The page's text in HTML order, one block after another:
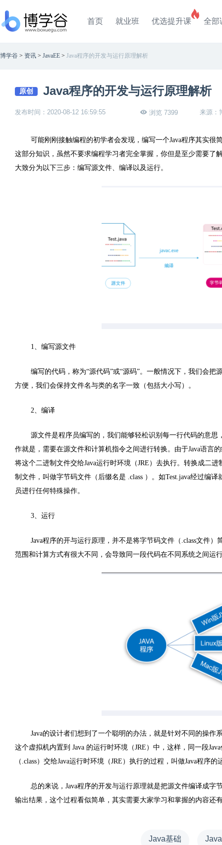
首页 就业班 优选提升课 全部
博学谷 > 资讯 > JavaEE > Java程序的开发与运行原理解析
原创 Java程序的开发与运行原理解析
发布时间：2020-08-12 16:59:55 浏览 7399 来源：
可能刚刚接触编程的初学者会发现，编写一个Java程序其实很
这部分知识，虽然不要求编程学习者完全掌握，你但是至少需要了
大致分为以下三步：编写源文件、编译以及运行。
1、编写源文件
编写的代码，称为“源代码”或“源码”。一般情况下，我们会把
方便，我们会保持文件名与类的名字一致（包括大小写）。
2、编译
源文件是程序员编写的，我们能够轻松识别每一行代码的意思
作就是，需要在源文件和计算机指令之间进行转换。由于Java语言
将这个二进制文件交给Java运行时环境（JRE ）去执行。转换成二进
制文件，叫做字节码文件（后缀名是 .class ）。如Test.java经过编译
员进行任何特殊操作。
3、运行
Java程序的开与运行原理，并不是将字节码文件（ .class文件）
范围和计算方式有很大不同，会导致同一段代码在不同系统之间运
Java的设计者们想到了一个聪明的办法，就是针对不同的操作
这个虚拟机内置到 Java 的运行时环境（JRE ）中，这样，同一段Java
（ .class）交给Java运行时环境（JRE ）执行的过程，叫做Java程序的
总的来说， Java程序的开发与运行原理就是把源文件编译成字
输出结果，这个过程看似简单，其实需要大家学习和掌握的内容还
Java基础